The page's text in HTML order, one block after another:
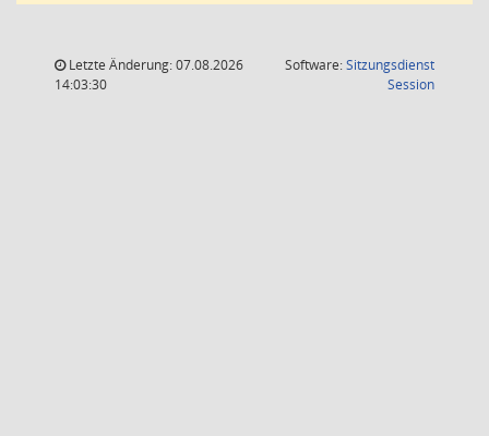
Letzte Änderung: 07.08.2026
14:03:30
Software:Sitzungsdienst
Session(Wird in